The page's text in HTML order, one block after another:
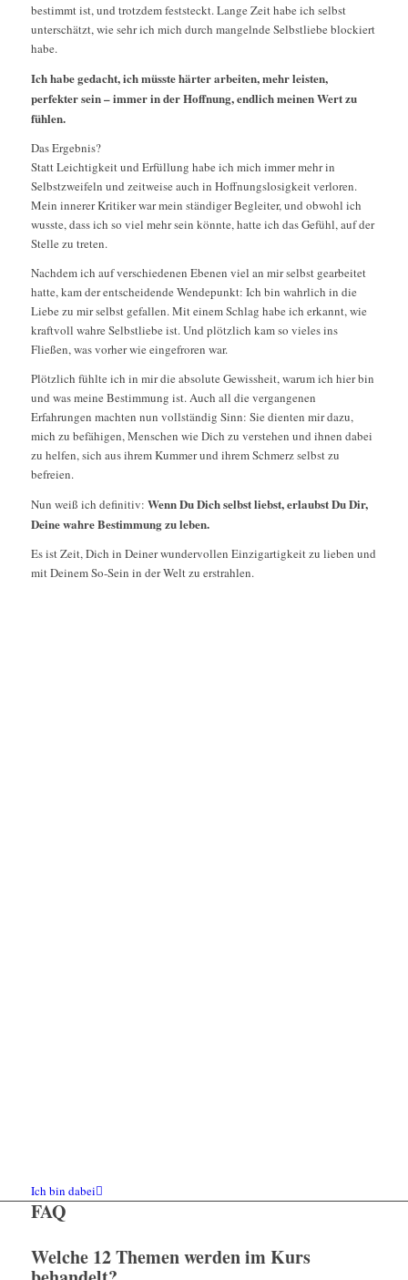
bestimmt ist, und trotzdem feststeckt. Lange Zeit habe ich selbst
unterschätzt, wie sehr ich mich durch mangelnde Selbstliebe blockiert
habe.
Ich habe gedacht, ich müsste härter arbeiten, mehr leisten,
perfekter sein – immer in der Hoffnung, endlich meinen Wert zu
fühlen.
Das Ergebnis?
Statt Leichtigkeit und Erfüllung habe ich mich immer mehr in
Selbstzweifeln und zeitweise auch in Hoffnungslosigkeit verloren.
Mein innerer Kritiker war mein ständiger Begleiter, und obwohl ich
wusste, dass ich so viel mehr sein könnte, hatte ich das Gefühl, auf der
Stelle zu treten.
Nachdem ich auf verschiedenen Ebenen viel an mir selbst gearbeitet
hatte, kam der entscheidende Wendepunkt: Ich bin wahrlich in die
Liebe zu mir selbst gefallen. Mit einem Schlag habe ich erkannt, wie
kraftvoll wahre Selbstliebe ist. Und plötzlich kam so vieles ins
Fließen, was vorher wie eingefroren war.
Plötzlich fühlte ich in mir die absolute Gewissheit, warum ich hier bin
und was meine Bestimmung ist. Auch all die vergangenen
Erfahrungen machten nun vollständig Sinn: Sie dienten mir dazu,
mich zu befähigen, Menschen wie Dich zu verstehen und ihnen dabei
zu helfen, sich aus ihrem Kummer und ihrem Schmerz selbst zu
befreien.
Nun weiß ich definitiv: Wenn Du Dich selbst liebst, erlaubst Du Dir,
Deine wahre Bestimmung zu leben.
Es ist Zeit, Dich in Deiner wundervollen Einzigartigkeit zu lieben und
mit Deinem So-Sein in der Welt zu erstrahlen.
Ich bin dabei
FAQ
Welche 12 Themen werden im Kurs